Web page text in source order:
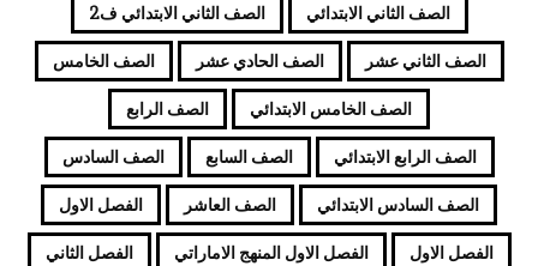
الصف الثاني الابتدائي الصف الثاني الابتدائي ف2
الصف الثاني عشر الصف الحادي عشر الصف الخامس
الصف الخامس الابتدائي الصف الرابع
الصف الرابع الابتدائي الصف السابع الصف السادس
الصف السادس الابتدائي الصف العاشر الفصل الاول
الفصل الاول الفصل الاول المنهج الاماراتي الفصل الثاني